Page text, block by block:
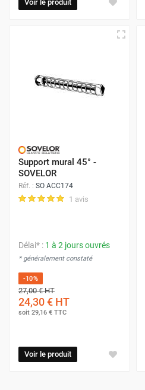
Voir le produit
Support mural 45° -
SOVELOR
Réf. : SO ACC174
1 avis
Délai* : 1 à 2 jours ouvrés
* généralement constaté
-10%
27,00 €HT
24,30 € HT
soit 29,16 € TTC
Voir le produit